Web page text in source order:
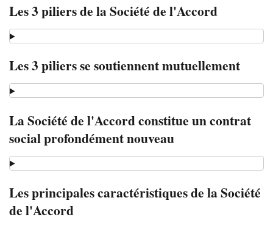
Les 3 piliers de la Société de l'Accord
Les 3 piliers se soutiennent mutuellement
La Société de l'Accord constitue un contrat
social profondément nouveau
Les principales caractéristiques de la Société
de l'Accord